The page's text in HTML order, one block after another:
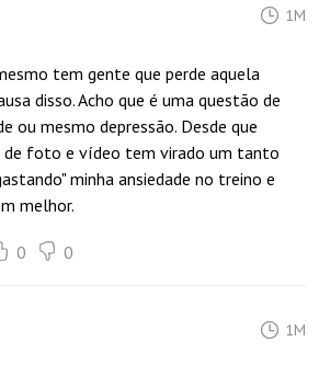
1M
tem gente que perde aquela
disso. Acho que é uma questão de
ou mesmo depressão. Desde que
de foto e vídeo tem virado um tanto
minha ansiedade no treino e
melhor.
0 0
1M